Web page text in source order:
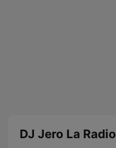
DJ Jero La Radio